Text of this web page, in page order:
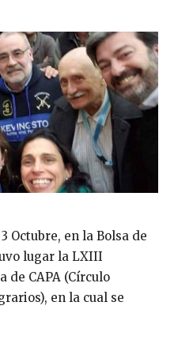
Octubre, en la Bolsa de
lugar la LXIII
de CAPA (Círculo
en la cual se